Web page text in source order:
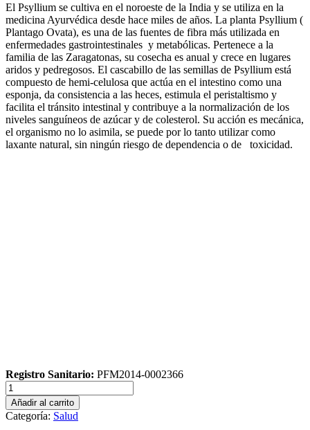
El Psyllium se cultiva en el noroeste de la India y se utiliza en la
medicina Ayurvédica desde hace miles de años. La planta Psyllium (
Plantago Ovata), es una de las fuentes de fibra más utilizada en
enfermedades gastrointestinales y metabólicas. Pertenece a la
familia de las Zaragatonas, su cosecha es anual y crece en lugares
aridos y pedregosos. El cascabillo de las semillas de Psyllium está
compuesto de hemi-celulosa que actúa en el intestino como una
esponja, da consistencia a las heces, estimula el peristaltismo y
facilita el tránsito intestinal y contribuye a la normalización de los
niveles sanguíneos de azúcar y de colesterol. Su acción es mecánica,
el organismo no lo asimila, se puede por lo tanto utilizar como
laxante natural, sin ningún riesgo de dependencia o de toxicidad.
Registro Sanitario: PFM2014-0002366
Fibrameg
200
gr
cantidad
Añadir al carrito
Categoría: Salud